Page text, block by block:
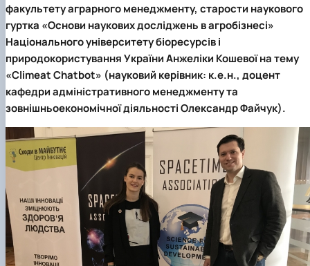
факультету аграрного менеджменту, старости наукового
гуртка «Основи наукових досліджень в агробізнесі»
Національного університету біоресурсів і
природокористування України Анжеліки Кошевої на тему
«Climeat Chatbot» (науковий керівник: к.е.н., доцент
кафедри адміністративного менеджменту та
зовнішньоекономічної діяльності Олександр Файчук).